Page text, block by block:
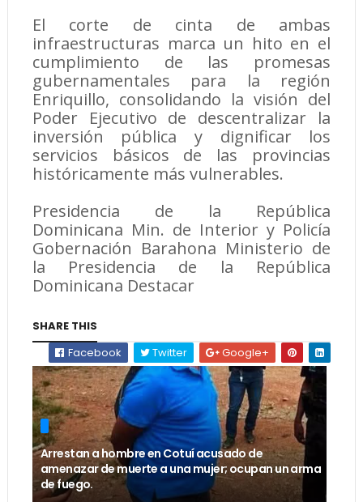
El corte de cinta de ambas
infraestructuras marca un hito en el
cumplimiento de las promesas
gubernamentales para la región
Enriquillo, consolidando la visión del
Poder Ejecutivo de descentralizar la
inversión pública y dignificar los
servicios básicos de las provincias
históricamente más vulnerables.
Presidencia de la República
Dominicana Min. de Interior y Policía
Gobernación Barahona Ministerio de
la Presidencia de la República
Dominicana Destacar
SHARE THIS
Facebook
Twitter Google+
Arrestan a hombre en Cotuí acusado de
amenazar de muerte a una mujer; ocupan un arma
de fuego.